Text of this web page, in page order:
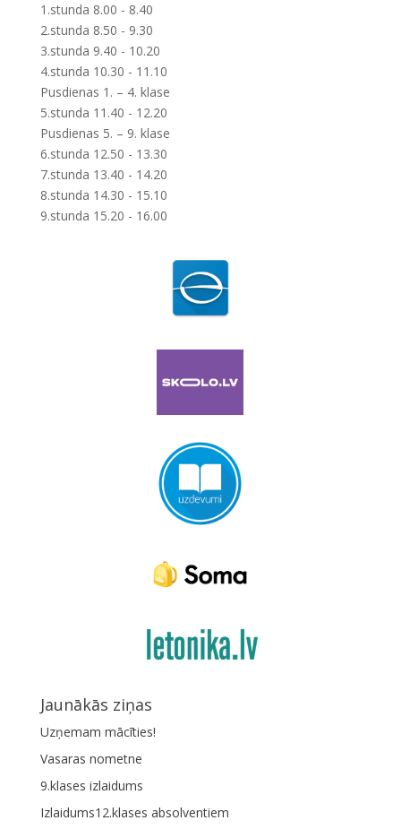
1.stunda 8.00 - 8.40
2.stunda 8.50 - 9.30
3.stunda 9.40 - 10.20
4.stunda 10.30 - 11.10
Pusdienas 1. – 4. klase
5.stunda 11.40 - 12.20
Pusdienas 5. – 9. klase
6.stunda 12.50 - 13.30
7.stunda 13.40 - 14.20
8.stunda 14.30 - 15.10
9.stunda 15.20 - 16.00
Jaunākās ziņas
Uzņemam mācīties!
Vasaras nometne
9.klases izlaidums
Izlaidums12.klases absolventiem